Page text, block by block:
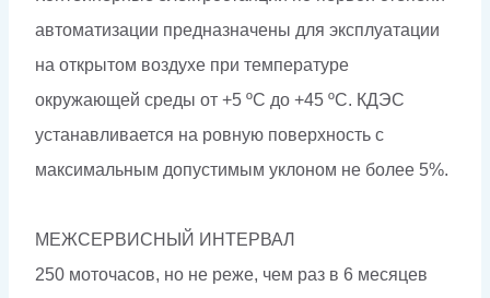
автоматизации предназначены для эксплуатации
на открытом воздухе при температуре
окружающей среды от +5 ºС до +45 ºС. КДЭС
устанавливается на ровную поверхность с
максимальным допустимым уклоном не более 5%.
МЕЖСЕРВИСНЫЙ ИНТЕРВАЛ
250 моточасов, но не реже, чем раз в 6 месяцев